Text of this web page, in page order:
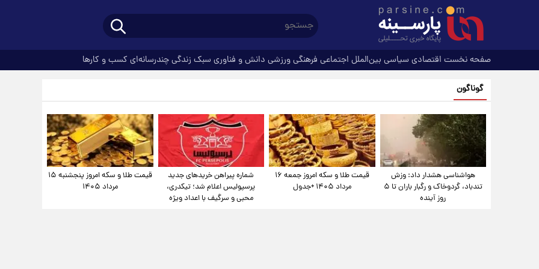
صفحه نخست اقتصادی سیاسی بین‌الملل اجتماعی فرهنگیورزشی دانش و فناوری سبک زندگیچندرسانه‌ای کسب و کارها
گوناگون
هواشناسی هشدار داد: وزش
تندباد، گردوخاک و رگبار باران تا ۵
روز آینده
قیمت طلا و سکه امروز جمعه ۱۶
مرداد ۱۴۰۵ +جدول
شماره پیراهن خریدهای جدید
پرسپولیس اعلام شد؛ تیکدری،
محبی و سرگیف با اعداد ویژه
قیمت طلا و سکه امروز پنجشنبه ۱۵
مرداد ۱۴۰۵